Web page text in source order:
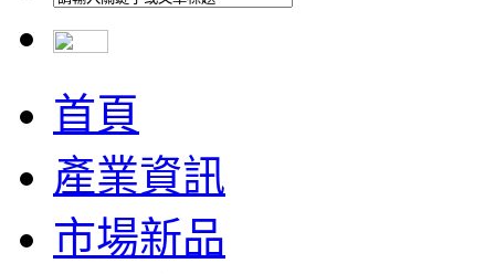
首頁
產業資訊
市場新品